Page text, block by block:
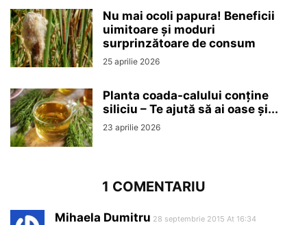
Nu mai ocoli papura! Beneficii
uimitoare și moduri
surprinzătoare de consum
25 aprilie 2026
Planta coada-calului conține
siliciu – Te ajută să ai oase și...
23 aprilie 2026
1 COMENTARIU
Mihaela Dumitru 28 septembrie 2015 At 16:34